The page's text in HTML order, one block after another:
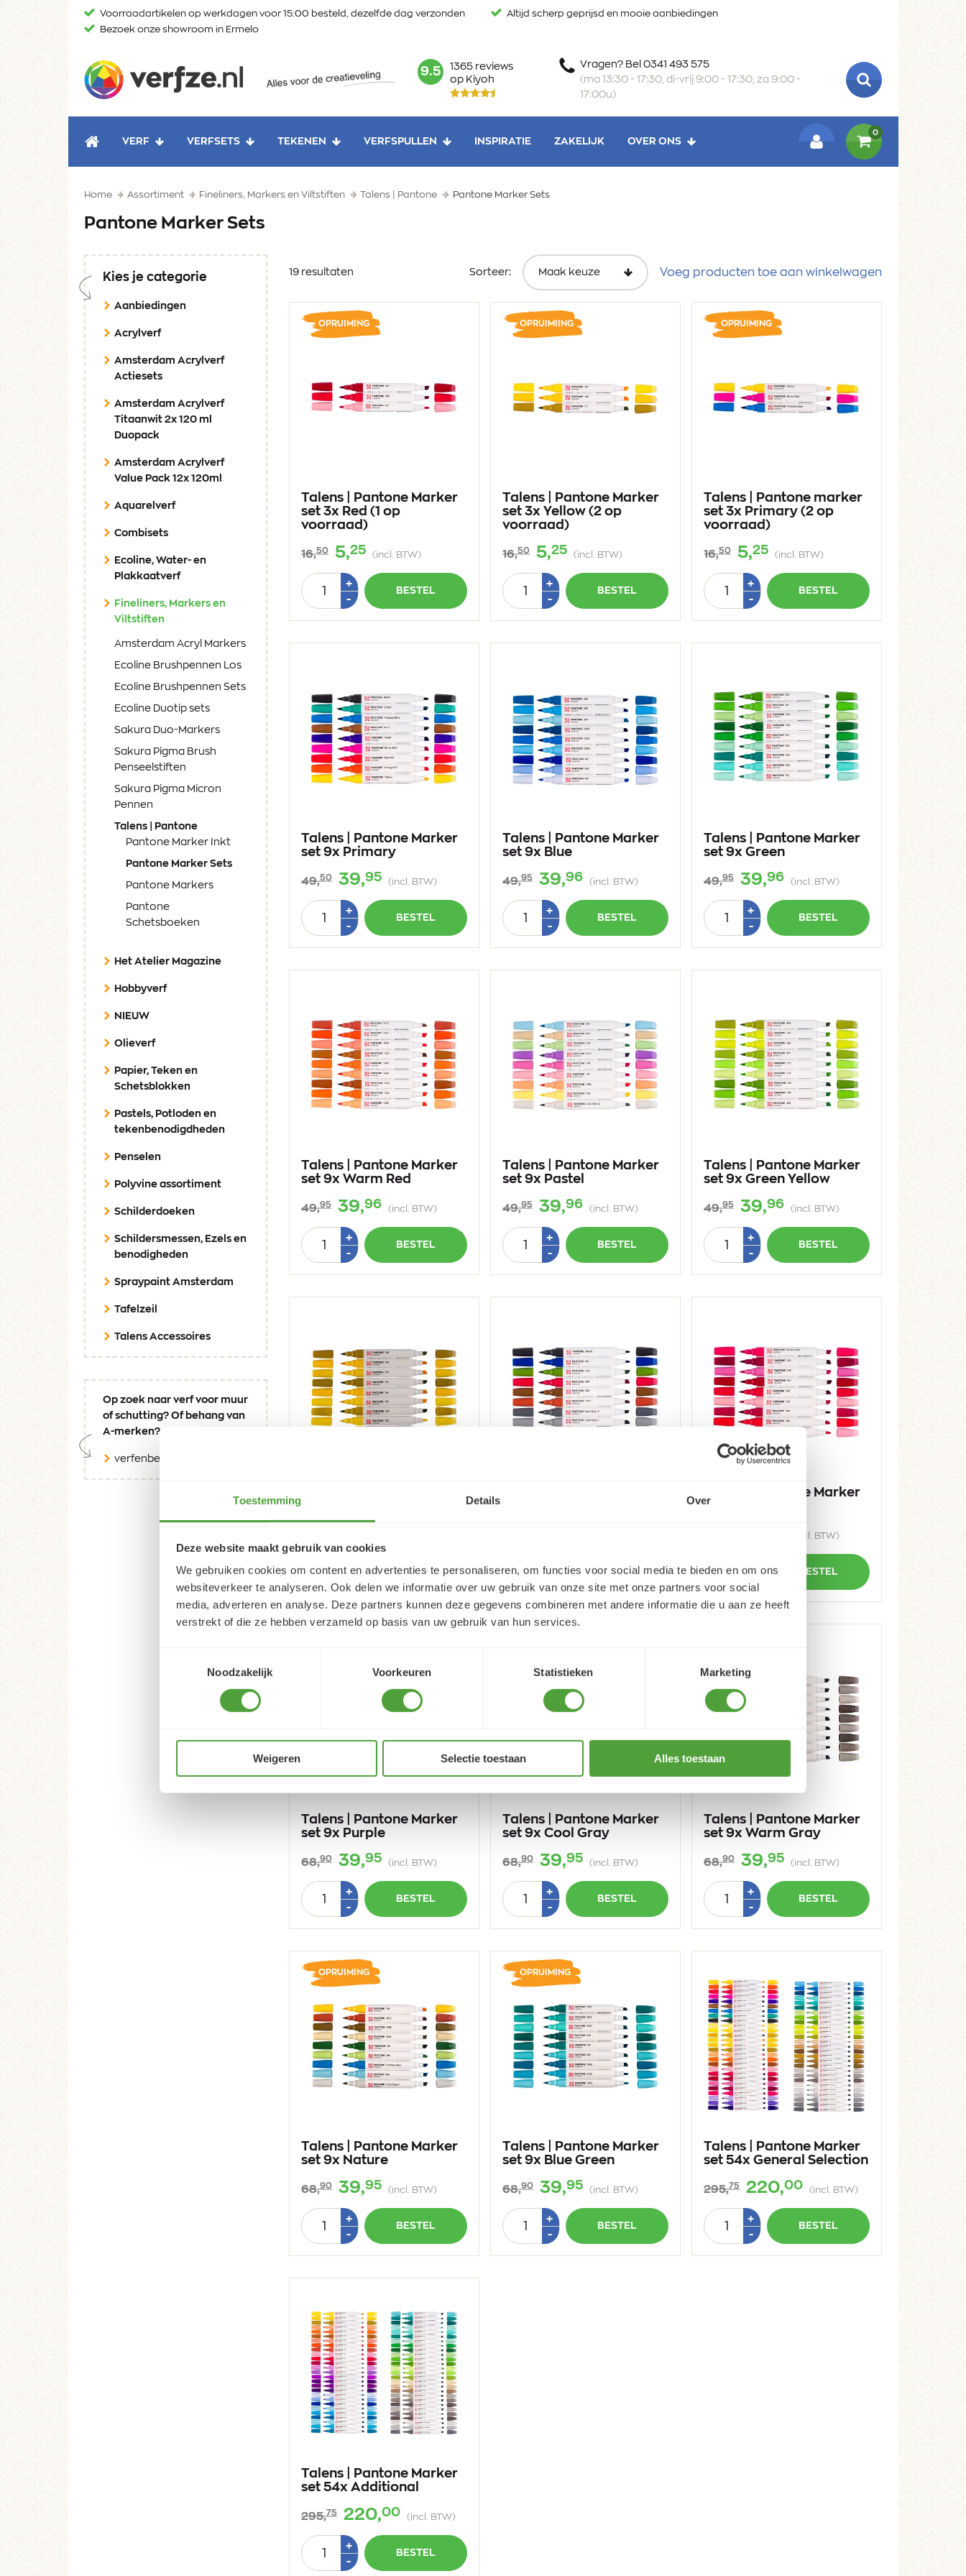
Toestemming Details Over
Deze website maakt gebruik van cookies
We gebruiken cookies om content en advertenties te personaliseren, om functies voor social media te bieden en om ons
websiteverkeer te analyseren. Ook delen we informatie over uw gebruik van onze site met onze partners voor social
media, adverteren en analyse. Deze partners kunnen deze gegevens combineren met andere informatie die u aan ze heeft
verstrekt of die ze hebben verzameld op basis van uw gebruik van hun services.
Noodzakelijk
Voorkeuren Statistieken Marketing
Weigeren Selectie toestaan Alles toestaan
naar
Voorraadartikelen op werkdagen voor 15:00 besteld, dezelfde dag verzonden
Altijd scherp geprijsd en mooie aanbiedingen
Bezoek onze showroom in Ermelo
mark:
9.5
1365 reviews
op Kiyoh
Vragen? Bel 0341 493 575
(ma 13:30 - 17:30, di-vrij 9:00 - 17:30, za 9:00 -
17:00u)
ZOEKEN
HOME
VERF VERFSETS TEKENEN VERFSPULLEN INSPIRATIE ZAKELIJK
OVER ONS
0
Home Assortiment Fineliners, Markers en Viltstiften Talens | Pantone Pantone Marker Sets
Pantone Marker Sets
Kies je categorie
Aanbiedingen
Acrylverf
Amsterdam Acrylverf
Actiesets
Amsterdam Acrylverf
Titaanwit 2x 120 ml
Duopack
Amsterdam Acrylverf
Value Pack 12x 120ml
Aquarelverf
Combisets
Ecoline, Water- en
Plakkaatverf
Fineliners, Markers en
Viltstiften
Amsterdam Acryl Markers
Ecoline Brushpennen Los
Ecoline Brushpennen Sets
Ecoline Duotip sets
Sakura Duo-Markers
Sakura Pigma Brush
Penseelstiften
Sakura Pigma Micron
Pennen
Talens | Pantone(current)
Pantone Marker Inkt
Pantone Marker Sets(current)
Pantone Markers
Pantone
Schetsboeken
Het Atelier Magazine
Hobbyverf
NIEUW
Olieverf
Papier, Teken en
Schetsblokken
Pastels, Potloden en
tekenbenodigdheden
Penselen
Polyvine assortiment
Schilderdoeken
Schildersmessen, Ezels en
benodigheden
Spraypaint Amsterdam
Tafelzeil
Talens Accessoires
Op zoek naar verf voor muur
of schutting? Of behang van
A-merken?
verfenbehangspecialist.nl
19 resultaten Sorteer: Voeg producten toe aan winkelwagen
Talens | Pantone Marker
set 3x Red (1 op
voorraad)
16,50 5,25 (incl. BTW)
OPRUIMING
Aantal +Plus
-Min
BESTEL
Talens | Pantone Marker
set 3x Yellow (2 op
voorraad)
16,50 5,25 (incl. BTW)
OPRUIMIING
Aantal +Plus
-Min
BESTEL
Talens | Pantone marker
set 3x Primary (2 op
voorraad)
16,50 5,25 (incl. BTW)
OPRUIMING
Aantal +Plus
-Min
BESTEL
Talens | Pantone Marker
set 9x Primary
49,50 39,95 (incl. BTW)
Aantal +Plus
-Min
BESTEL
Talens | Pantone Marker
set 9x Blue
49,95 39,96 (incl. BTW)
Aantal +Plus
-Min
BESTEL
Talens | Pantone Marker
set 9x Green
49,95 39,96 (incl. BTW)
Aantal +Plus
-Min
BESTEL
Talens | Pantone Marker
set 9x Warm Red
49,95 39,96 (incl. BTW)
Aantal +Plus
-Min
BESTEL
Talens | Pantone Marker
set 9x Pastel
49,95 39,96 (incl. BTW)
Aantal +Plus
-Min
BESTEL
Talens | Pantone Marker
set 9x Green Yellow
49,95 39,96 (incl. BTW)
Aantal +Plus
-Min
BESTEL
+
1
-
Min
1
BESTEL
+ Plus
1
1
BESTEL
Talens | Pantone Marker
set 9x Cool Red
(incl. BTW)
+
1
-
Min
1
BESTEL
Talens | Pantone Marker
set 9x Purple
68,90 39,95 (incl. BTW)
Aantal +Plus
-Min
BESTEL
Talens | Pantone Marker
set 9x Cool Gray
68,90 39,95 (incl. BTW)
Aantal +Plus
-Min
BESTEL
Talens | Pantone Marker
set 9x Warm Gray
68,90 39,95 (incl. BTW)
Aantal +Plus
-Min
BESTEL
Talens | Pantone Marker
set 9x Nature
68,90 39,95 (incl. BTW)
OPRUIMING
Aantal +Plus
-Min
BESTEL
Talens | Pantone Marker
set 9x Blue Green
68,90 39,95 (incl. BTW)
OPRUIMING
Aantal +Plus
-Min
BESTEL
Talens | Pantone Marker
set 54x General Selection
295,75 220,00 (incl. BTW)
Aantal +Plus
-Min
BESTEL
Talens | Pantone Marker
set 54x Additional
295,75 220,00 (incl. BTW)
Aantal +Plus
-Min
BESTEL